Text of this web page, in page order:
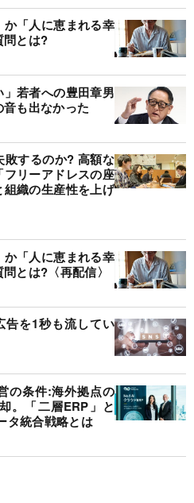
「人に恵まれる幸
問とは?
」若者への豊田章男
も出なかった
敗するのか? 高額な
リーアドレスの座
織の生産性を上げ
「人に恵まれる幸
とは?〈再配信〉
を1秒も流してい
の条件:海外拠点の
。「二層ERP」と
タ統合戦略とは